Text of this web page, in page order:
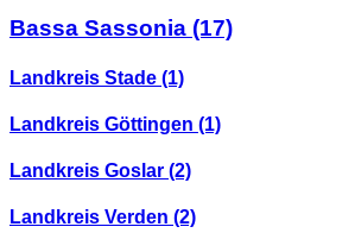
Bassa Sassonia (17)
Landkreis Stade (1)
Landkreis Göttingen (1)
Landkreis Goslar (2)
Landkreis Verden (2)